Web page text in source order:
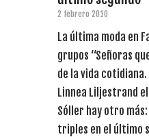
2 febrero 2010
La última moda en
grupos “Señoras
de la vida
Linnea Liljestrand
Sóller hay otro
triples en el último